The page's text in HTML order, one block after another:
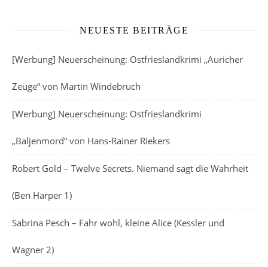
NEUESTE BEITRÄGE
[Werbung] Neuerscheinung: Ostfrieslandkrimi „Auricher
Zeuge“ von Martin Windebruch
[Werbung] Neuerscheinung: Ostfrieslandkrimi
„Baljenmord“ von Hans-Rainer Riekers
Robert Gold – Twelve Secrets. Niemand sagt die Wahrheit
(Ben Harper 1)
Sabrina Pesch – Fahr wohl, kleine Alice (Kessler und
Wagner 2)